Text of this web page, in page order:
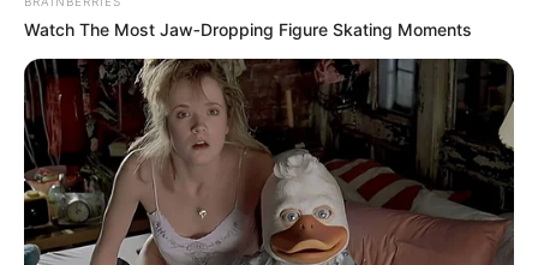
ΤΑ ΠΙΟ ΔΗΜΟΦΙΛΗ
Watch The Most Jaw‑Dropping Figure Skating Moments